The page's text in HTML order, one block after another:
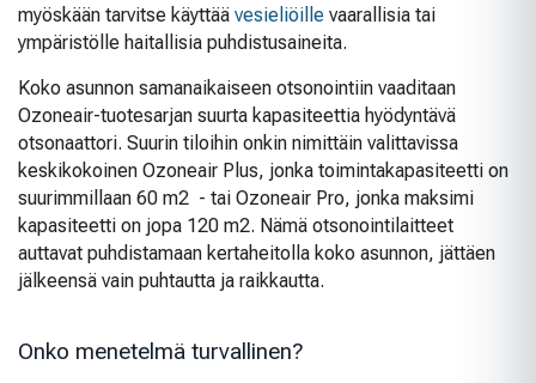
myöskään tarvitse käyttää vesieliöille vaarallisia tai
ympäristölle haitallisia puhdistusaineita.
Koko asunnon samanaikaiseen otsonointiin vaaditaan
Ozoneair-tuotesarjan suurta kapasiteettia hyödyntävä
otsonaattori. Suurin tiloihin onkin nimittäin valittavissa
keskikokoinen Ozoneair Plus, jonka toimintakapasiteetti on
suurimmillaan 60 m2 - tai Ozoneair Pro, jonka maksimi
kapasiteetti on jopa 120 m2. Nämä otsonointilaitteet
auttavat puhdistamaan kertaheitolla koko asunnon, jättäen
jälkeensä vain puhtautta ja raikkautta.
Onko menetelmä turvallinen?